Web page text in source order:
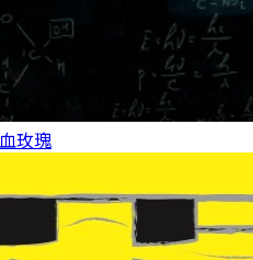
血玫瑰